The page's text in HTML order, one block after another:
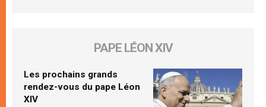
PAPE LÉON XIV
Les prochains grands
rendez-vous du pape Léon
XIV